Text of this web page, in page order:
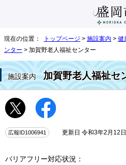
現在の位置： トップページ > 施設案内 > 健
ンター > 加賀野老人福祉センター
施設案内 加賀野老人福祉セ
広報ID1006941 更新日 令和3年2月12日
バリアフリー対応状況：